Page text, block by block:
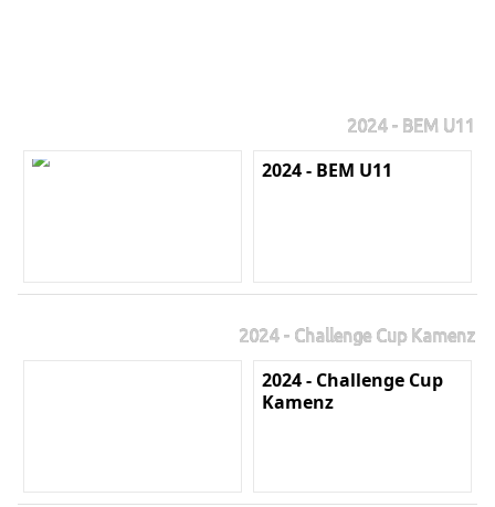
2024 - BEM U11
2024 - BEM U11
2024 - Challenge Cup Kamenz
2024 - Challenge Cup
Kamenz